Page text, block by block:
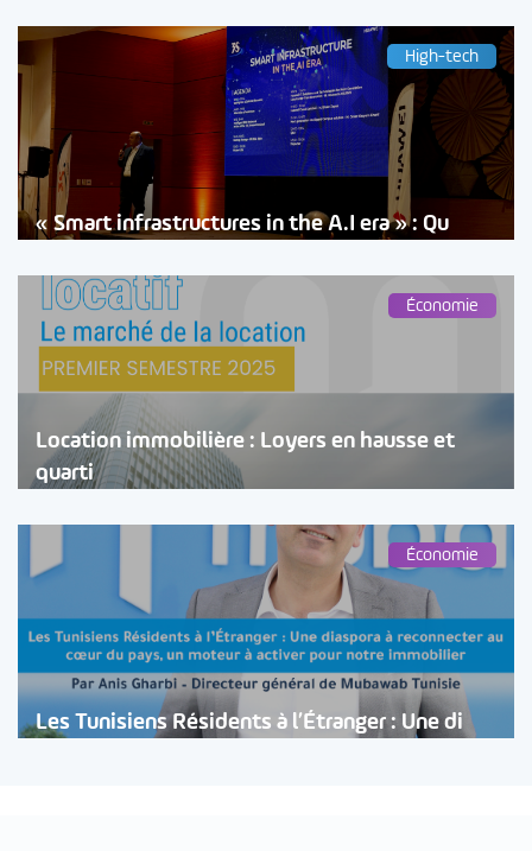
High-tech
« Smart infrastructures in the A.I era » : Qu
Économie
Location immobilière : Loyers en hausse et
quarti
Économie
Les Tunisiens Résidents à l’Étranger : Une di